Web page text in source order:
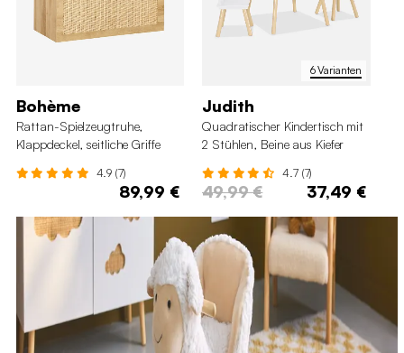
Bohème
Rattan-Spielzeugtruhe,
Klappdeckel, seitliche Griffe
4.9 (7)
89,99 €
6 Varianten
Judith
Quadratischer Kindertisch mit
2 Stühlen, Beine aus Kiefer
4.7 (7)
49,99 € 37,49 €